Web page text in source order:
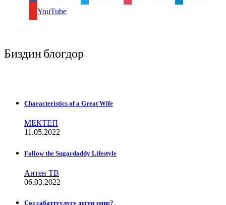
YouTube
Биздин блогдор
Characteristics of a Great Wife
МЕКТЕП
11.05.2022
Follow the Sugardaddy Lifestyle
Антен ТВ
06.03.2022
Сѳз сабаттуулугу деген эмне?